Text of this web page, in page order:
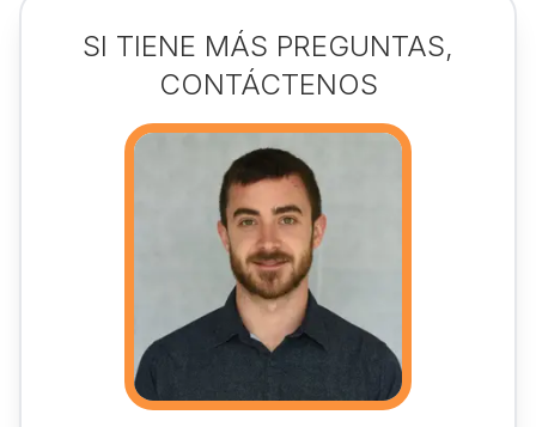
SI TIENE MÁS PREGUNTAS,
CONTÁCTENOS